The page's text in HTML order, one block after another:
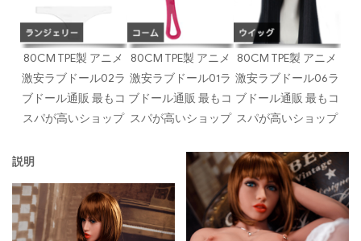
80CM TPE製 アニメ
激安ラブドール02ラ
ブドール通販 最もコ
スパが高いショップ
80CM TPE製 アニメ
激安ラブドール01ラ
ブドール通販 最もコ
スパが高いショップ
80CM TPE製 アニメ
激安ラブドール06ラ
ブドール通販 最もコ
スパが高いショップ
説明